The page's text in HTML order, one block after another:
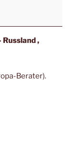
,
Berater).